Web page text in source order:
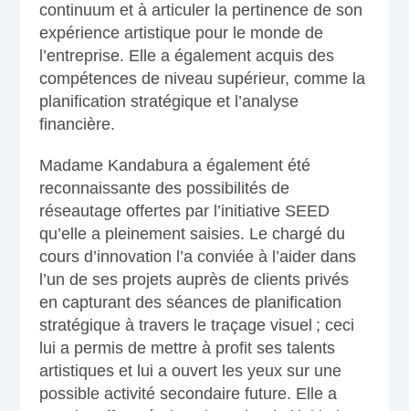
continuum et à articuler la pertinence de son
expérience artistique pour le monde de
l’entreprise. Elle a également acquis des
compétences de niveau supérieur, comme la
planification stratégique et l’analyse
financière.
Madame Kandabura a également été
reconnaissante des possibilités de
réseautage offertes par l’initiative SEED
qu’elle a pleinement saisies. Le chargé du
cours d’innovation l’a conviée à l’aider dans
l’un de ses projets auprès de clients privés
en capturant des séances de planification
stratégique à travers le traçage visuel ; ceci
lui a permis de mettre à profit ses talents
artistiques et lui a ouvert les yeux sur une
possible activité secondaire future. Elle a